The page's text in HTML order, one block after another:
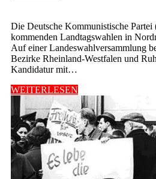
Die Deutsche Kommunistische
kommenden Landtagswahlen in
Auf einer Landeswahlversammlung
Bezirke Rheinland-Westfalen und
Kandidatur mit…
WEITERLESEN